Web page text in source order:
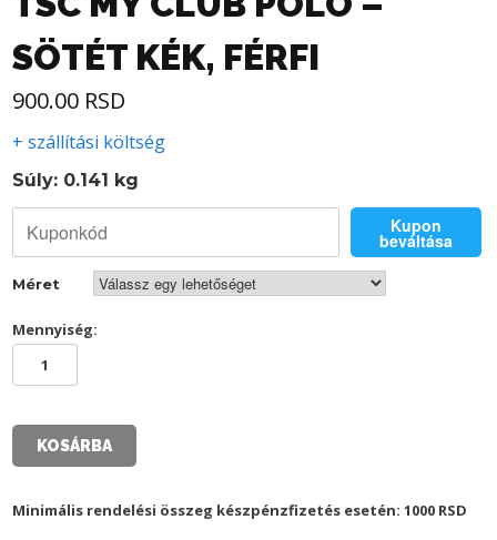
SÖTÉT KÉK, FÉRFI
900.00 RSD
+ szállítási költség
Súly: 0.141 kg
Kupon
beváltása
Méret
Mennyiség:
SÖTÉT
FÉRFI
mennyiség
KOSÁRBA
Minimális rendelési összeg készpénzfizetés esetén: 1000 RSD